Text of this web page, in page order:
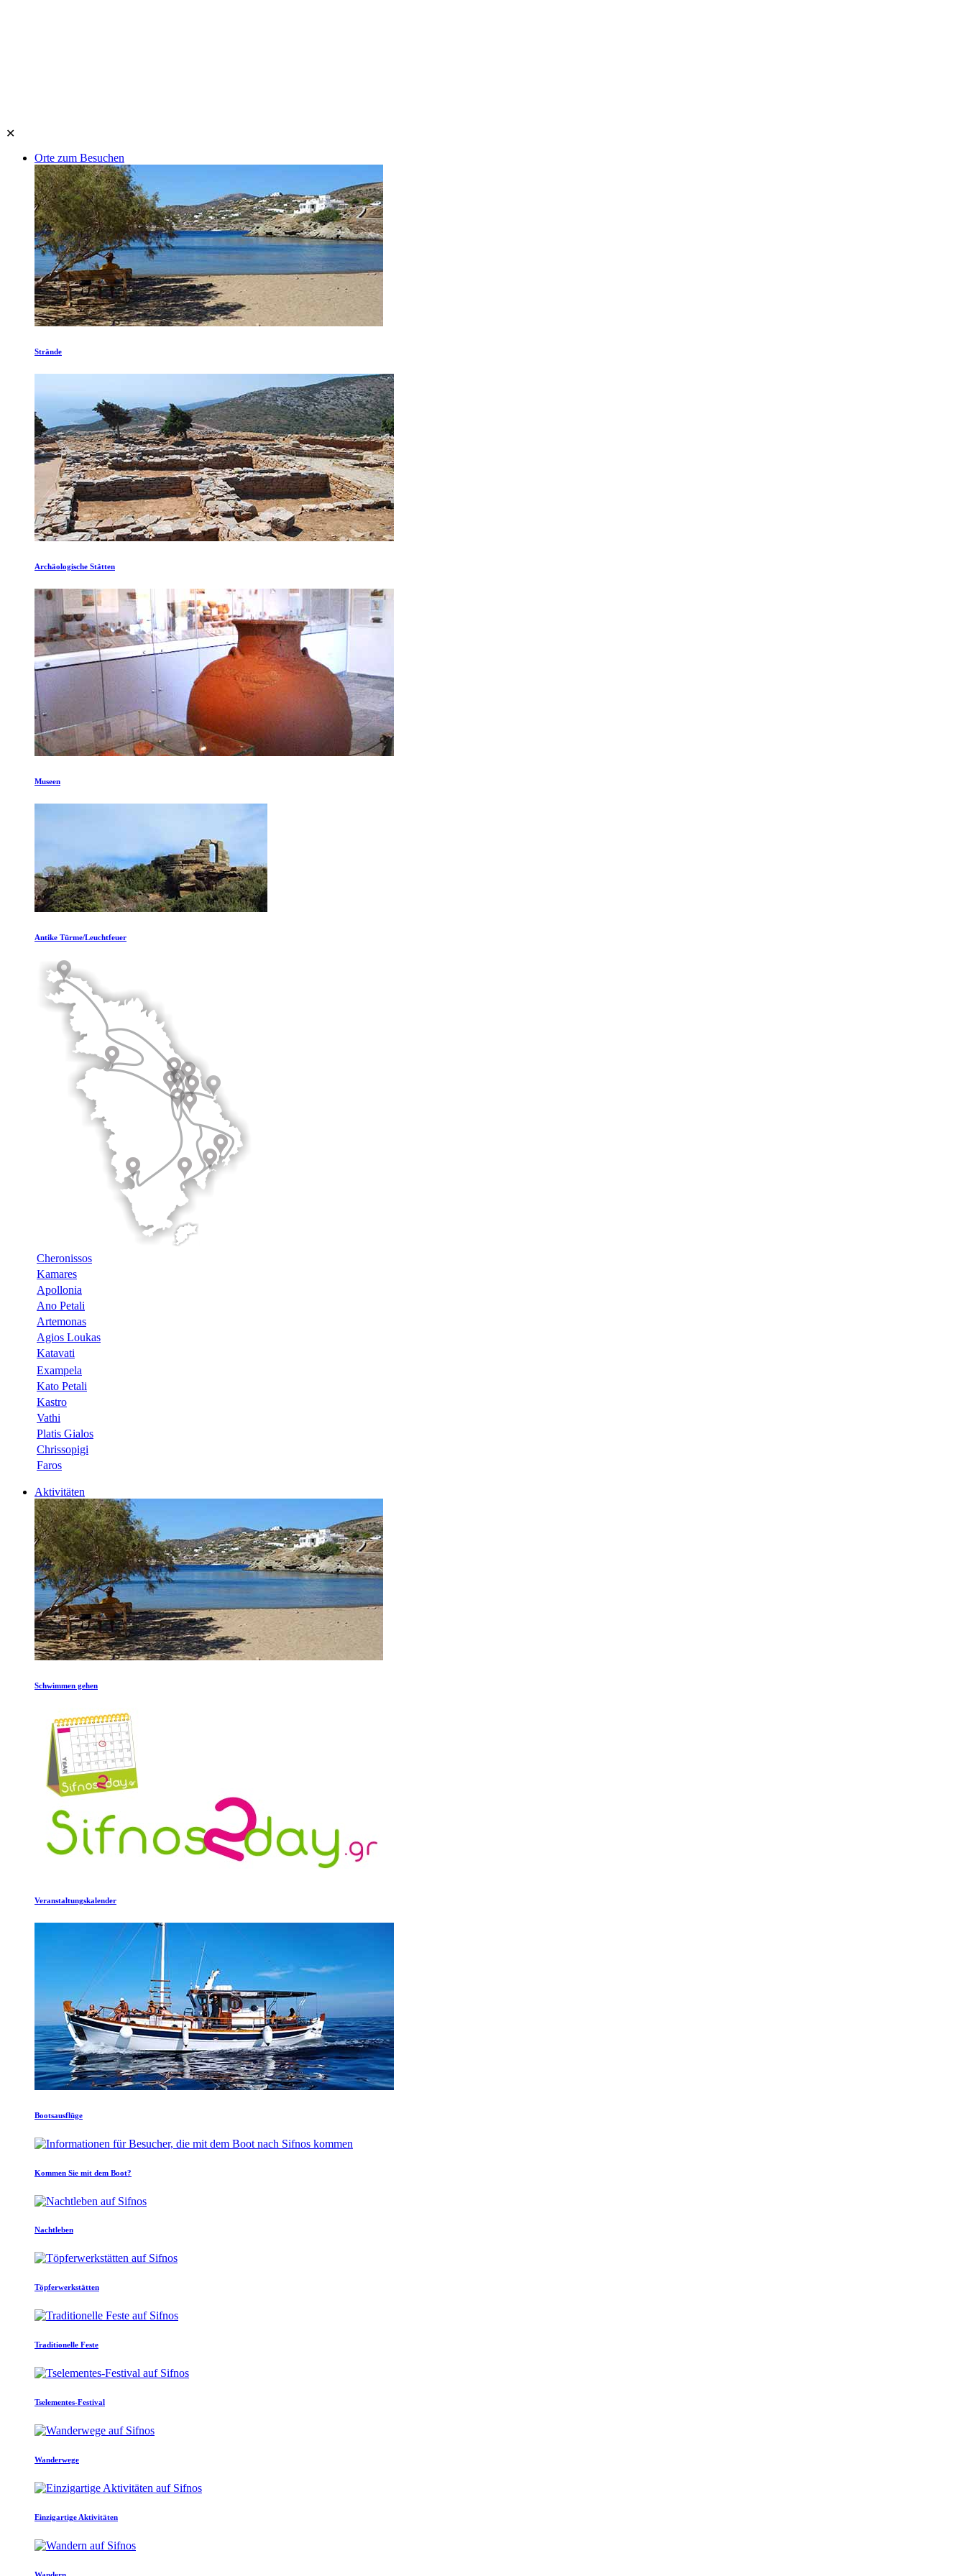
✕
Orte zum Besuchen
Strände
Archäologische Stätten
Museen
Antike Türme/Leuchtfeuer
Cheronissos
Kamares
Apollonia
Ano Petali
Artemonas
Agios Loukas
Katavati
Exampela
Kato Petali
Kastro
Vathi
Platis Gialos
Chrissopigi
Faros
Aktivitäten
Schwimmen gehen
Veranstaltungskalender
Bootsausflüge
Kommen Sie mit dem Boot?
Nachtleben
Töpferwerkstätten
Traditionelle Feste
Tselementes-Festival
Wanderwege
Einzigartige Aktivitäten